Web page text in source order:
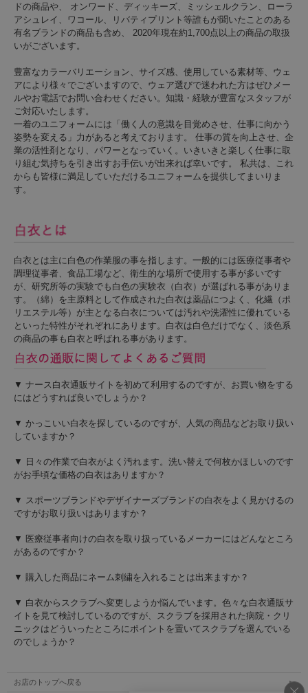
新型エアーソール・インソールを採用し、ムレ対策も万全に！
いつまでも快適に履いていただけるように、３Ｅタイプのゆったり新設計。また、
足のカタチに近いオブリックラストの採用で、足が靴の中で自然に収まり締め付け
■通気性抜群の「エアースルーインソール」
状態に保ち、ベンチレーションソールの特性を最大限に引き出します。
■バージョンアップした「ベンチレーションソール」
ソールサイドの５本の通気孔が、踏込み時の力で空気の循環を促進し、靴内のこも
った熱を排出します。また底面には高品質ラバーを採用し、高いグリップ性と軽量
■新採用の「エアーバッグソール」
エアークッションの新採用で、地面からの衝撃を緩和するので、踵からしっかりと
着地でき、体重移動バランスを崩さずに歩行できるので、足・膝・腰への負担を大
幅に軽減します。
ドの商品や、 オンワード、ディッキーズ、ミッシェルクラン、ローラ
アシュレイ、ワコール、リバティプリント等誰もが聞いたことのある
有名ブランドの商品も含め、 2020年現在約1,700点以上の商品の取扱
いがございます。
豊富なカラーバリエーション、サイズ感、使用している素材等、ウェ
アにより様々でございますので、ウェア選びで迷われた方はぜひメー
ルやお電話でお問い合わせください。知識・経験が豊富なスタッフが
ご対応いたします。
一着のユニフォームには「働く人の意識を目覚めさせ、仕事に向かう
姿勢を変える」力があると考えております。 仕事の質を向上させ、企
業の活性剤となり、パワーとなっていく。いきいきと楽しく仕事に取
り組む気持ちを引き出すお手伝いが出来れば幸いです。 私共は、これ
からも皆様に満足していただけるユニフォームを提供してまいりま
す。
白衣とは主に白色の作業服の事を指します。一般的には医療従事者や
調理従事者、食品工場など、衛生的な場所で使用する事が多いです
が、研究所等の実験でも白色の実験衣（白衣）が選ばれる事がありま
す。（綿）を主原料として作成された白衣は薬品につよく、化繊（ポ
リエステル等）が主となる白衣については汚れや洗濯性に優れている
といった特性がそれぞれにあります。白衣は白色だけでなく、淡色系
の商品の事も白衣と呼ばれる事があります。
▼ ナース白衣通販サイトを初めて利用するのですが、お買い物をする
にはどうすれば良いでしょうか？
▼ かっこいい白衣を探しているのですが、人気の商品などお取り扱い
していますか？
▼ 日々の作業で白衣がよく汚れます。洗い替えで何枚かほしいのです
がお手頃な価格の白衣はありますか？
▼ スポーツブランドやデザイナーズブランドの白衣をよく見かけるの
ですがお取り扱いはありますか？
▼ 医療従事者向けの白衣を取り扱っているメーカーにはどんなところ
があるのですか？
▼ 購入した商品にネーム刺繍を入れることは出来ますか？
▼ 白衣からスクラブへ変更しようか悩んでいます。色々な白衣通販サ
イトを見て検討しているのですが、スクラブを採用された病院・クリ
ニックはどういったところにポイントを置いてスクラブを選んでいる
のでしょうか？
お店のトップへ戻る